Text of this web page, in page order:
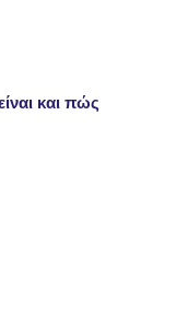
και πώς